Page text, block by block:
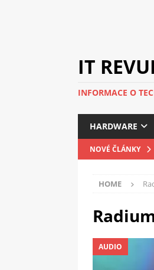
IT
INFORMACE O
HARDWARE
NOVÉ ČLÁNKY
HOME
AUDIO